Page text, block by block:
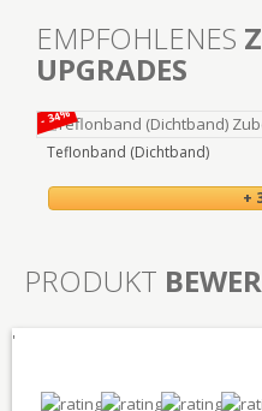
EMPFOHLENES
UPGRADES
- 34%
Teflonband (Dichtband)
+
PRODUKT
'